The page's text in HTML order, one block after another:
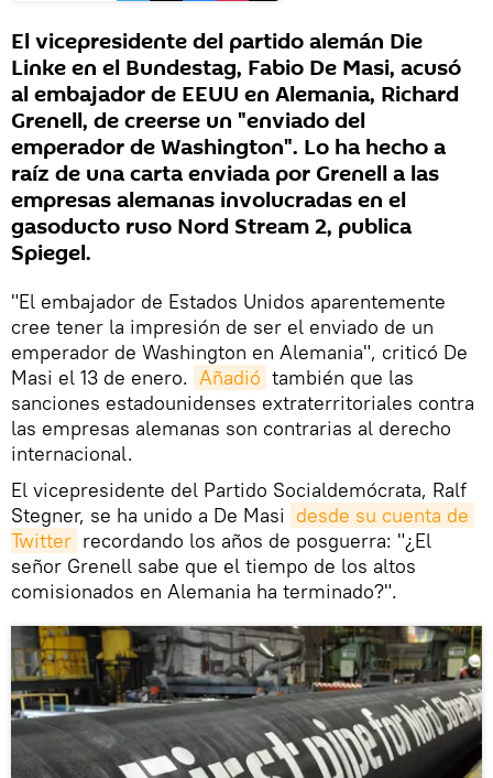
El vicepresidente del partido alemán Die
Linke en el Bundestag, Fabio De Masi, acusó
al embajador de EEUU en Alemania, Richard
Grenell, de creerse un "enviado del
emperador de Washington". Lo ha hecho a
raíz de una carta enviada por Grenell a las
empresas alemanas involucradas en el
gasoducto ruso Nord Stream 2, publica
Spiegel.
"El embajador de Estados Unidos aparentemente
cree tener la impresión de ser el enviado de un
emperador de Washington en Alemania", criticó De
Masi el 13 de enero. Añadió también que las
sanciones estadounidenses extraterritoriales contra
las empresas alemanas son contrarias al derecho
internacional.
El vicepresidente del Partido Socialdemócrata, Ralf
Stegner, se ha unido a De Masi desde su cuenta de
Twitter recordando los años de posguerra: "¿El
señor Grenell sabe que el tiempo de los altos
comisionados en Alemania ha terminado?".